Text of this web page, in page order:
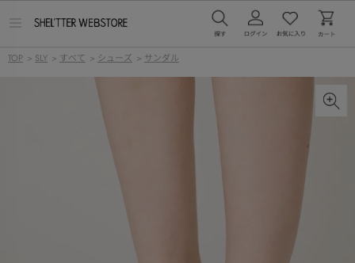
ー
TOP > SLY > すべて > シューズ > サンダル